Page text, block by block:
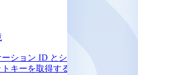
ーション ID とシ
キーを取得する